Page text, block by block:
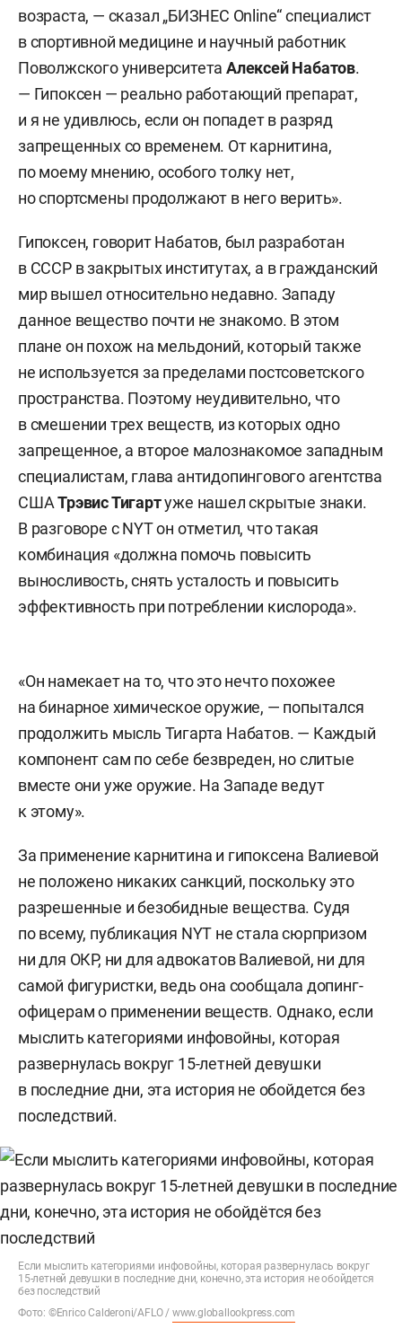
возраста, — сказал „БИЗНЕС Online“ специалист
в спортивной медицине и научный работник
Поволжского университетаАлексей Набатов.
— Гипоксен — реально работающий препарат,
и я не удивлюсь, если он попадет в разряд
запрещенных со временем. От карнитина,
по моему мнению, особого толку нет,
но спортсмены продолжают в него верить».
Гипоксен, говорит Набатов, был разработан
в СССР в закрытых институтах, а в гражданский
мир вышел относительно недавно. Западу
данное вещество почти не знакомо. В этом
плане он похож на мельдоний, который также
не используется за пределами постсоветского
пространства. Поэтому неудивительно, что
в смешении трех веществ, из которых одно
запрещенное, а второе малознакомое западным
специалистам, глава антидопингового агентства
СШАТрэвис Тигартуже нашел скрытые знаки.
В разговоре с NYT он отметил, что такая
комбинация «должна помочь повысить
выносливость, снять усталость и повысить
эффективность при потреблении кислорода».
«Он намекает на то, что это нечто похожее
на бинарное химическое оружие, — попытался
продолжить мысль Тигарта Набатов. — Каждый
компонент сам по себе безвреден, но слитые
вместе они уже оружие. На Западе ведут
к этому».
За применение карнитина и гипоксена Валиевой
не положено никаких санкций, поскольку это
разрешенные и безобидные вещества. Судя
по всему, публикация NYT не стала сюрпризом
ни для ОКР, ни для адвокатов Валиевой, ни для
самой фигуристки, ведь она сообщала допинг-
офицерам о применении веществ. Однако, если
мыслить категориями инфовойны, которая
развернулась вокруг 15-летней девушки
в последние дни, эта история не обойдется без
последствий.
Если мыслить категориями инфовойны, которая развернулась вокруг
15-летней девушки в последние дни, конечно, эта история не обойдется
без последствий
Фото: ©Enrico Calderoni/AFLO / www.globallookpress.com